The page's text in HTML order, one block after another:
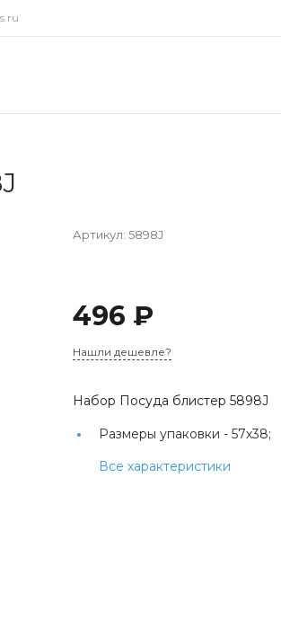
Артикул:5898J
496 ₽
Нашли дешевле?
Набор Посуда блистер 5898J
Размеры упаковки -57х38;
Все характеристики